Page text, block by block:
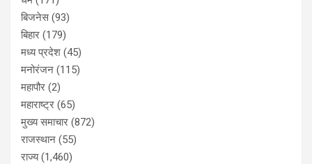
बिजनेस(93)
बिहार (179)
मध्य प्रदेश (45)
मनोरंजन (115)
महापौर (2)
महाराष्ट्र (65)
मुख्य समाचार (872)
राजस्थान (55)
राज्य(1,460)